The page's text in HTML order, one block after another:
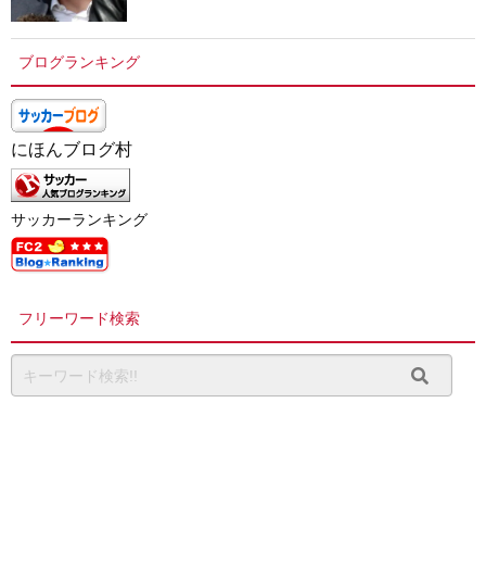
ブログランキング
にほんブログ村
サッカーランキング
フリーワード検索